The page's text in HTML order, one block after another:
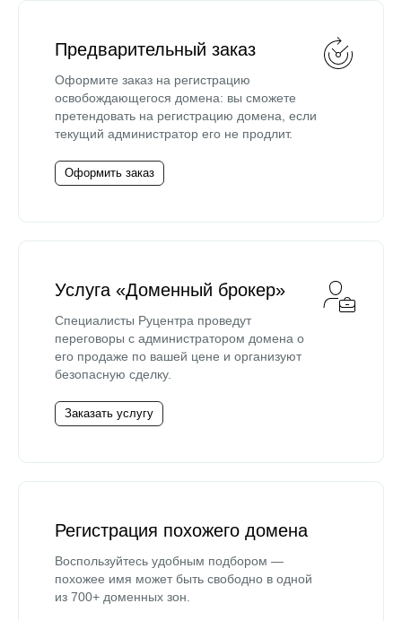
Предварительный заказ
Оформите заказ на регистрацию
освобождающегося домена: вы сможете
претендовать на регистрацию домена, если
текущий администратор его не продлит.
Оформить заказ
Услуга «Доменный брокер»
Специалисты Руцентра проведут
переговоры с администратором домена о
его продаже по вашей цене и организуют
безопасную сделку.
Заказать услугу
Регистрация похожего домена
Воспользуйтесь удобным подбором —
похожее имя может быть свободно в одной
из 700+ доменных зон.